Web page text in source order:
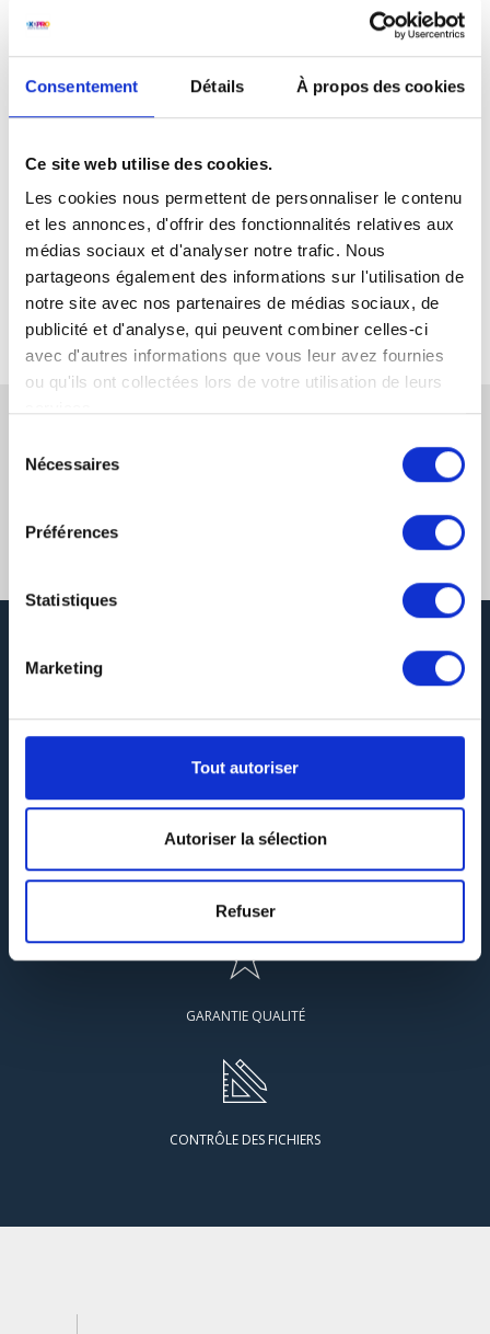
Consentement Détails À propos des cookies
Ce site web utilise des cookies.
Les cookies nous permettent de personnaliser le contenu
et les annonces, d'offrir des fonctionnalités relatives aux
médias sociaux et d'analyser notre trafic. Nous
partageons également des informations sur l'utilisation de
notre site avec nos partenaires de médias sociaux, de
publicité et d'analyse, qui peuvent combiner celles-ci
avec d'autres informations que vous leur avez fournies
ou qu'ils ont collectées lors de votre utilisation de leurs
Nécessaires
Préférences
Statistiques
Marketing
Tout autoriser
Autoriser la sélection
Refuser
DEVIS GRATUIT
GARANTIE QUALITÉ
CONTRÔLE DES FICHIERS